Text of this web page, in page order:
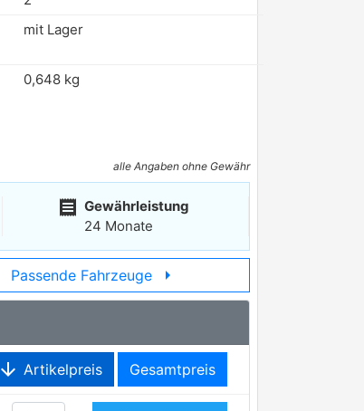
mit Lager
0,648 kg
alle Angaben ohne Gewähr
receipt Gewährleistung
24 Monate
Passende Fahrzeuge arrow_right
arrow_downward Artikelpreis Gesamtpreis